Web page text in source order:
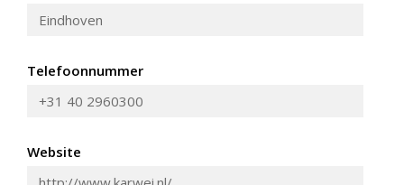
Telefoonnummer
Website